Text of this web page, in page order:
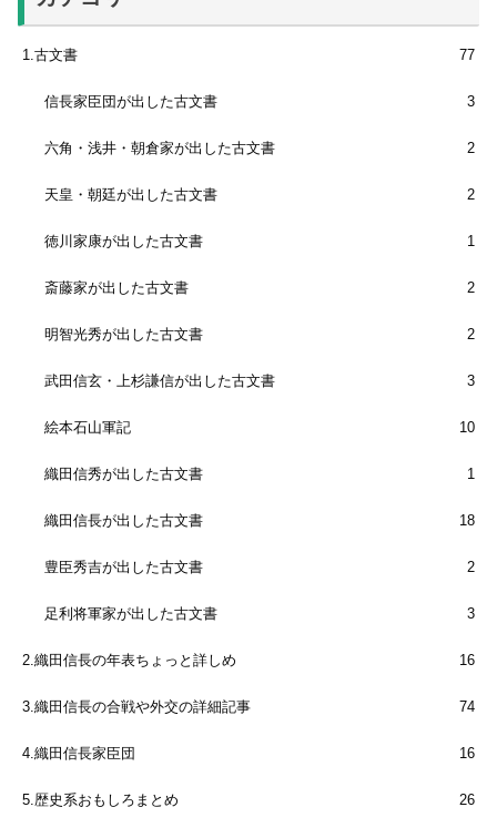
1.古文書 77
信長家臣団が出した古文書 3
六角・浅井・朝倉家が出した古文書 2
天皇・朝廷が出した古文書 2
徳川家康が出した古文書 1
斎藤家が出した古文書 2
明智光秀が出した古文書 2
武田信玄・上杉謙信が出した古文書 3
絵本石山軍記 10
織田信秀が出した古文書 1
織田信長が出した古文書 18
豊臣秀吉が出した古文書 2
足利将軍家が出した古文書 3
2.織田信長の年表ちょっと詳しめ 16
3.織田信長の合戦や外交の詳細記事 74
4.織田信長家臣団 16
5.歴史系おもしろまとめ 26